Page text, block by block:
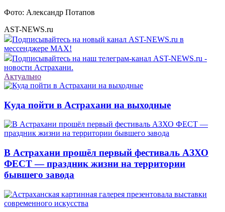
Фото: Александр Потапов
AST-NEWS.ru
Подписывайтесь на новый канал AST-NEWS.ru в
мессенджере MAX!
Подписывайтесь на наш телеграм-канал AST-NEWS.ru -
новости Астрахани.
Актуально
Куда пойти в Астрахани на выходные
В Астрахани прошёл первый фестиваль АЗХО
ФЕСТ — праздник жизни на территории
бывшего завода